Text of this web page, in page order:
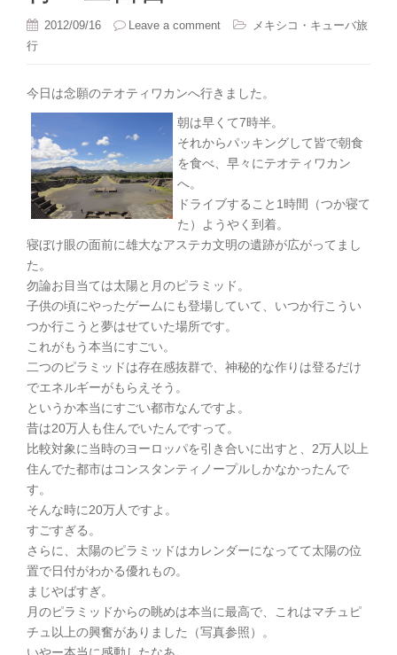
2012/09/16 Leave a comment
メキシコ・キューバ旅
行
今日は念願のテオティワカンへ行きました。
朝は早くて7時半。
それからパッキングして皆で朝食
を食べ、早々にテオティワカン
へ。
ドライブすること1時間（つか寝て
た）ようやく到着。
寝ぼけ眼の面前に雄大なアステカ文明の遺跡が広がってまし
た。
勿論お目当ては太陽と月のピラミッド。
子供の頃にやったゲームにも登場していて、いつか行こうい
つか行こうと夢はせていた場所です。
これがもう本当にすごい。
二つのピラミッドは存在感抜群で、神秘的な作りは登るだけ
でエネルギーがもらえそう。
というか本当にすごい都市なんですよ。
昔は20万人も住んでいたんですって。
比較対象に当時のヨーロッパを引き合いに出すと、2万人以上
住んでた都市はコンスタンティノープルしかなかったんで
す。
そんな時に20万人ですよ。
すごすぎる。
さらに、太陽のピラミッドはカレンダーになってて太陽の位
置で日付がわかる優れもの。
まじやばすぎ。
月のピラミッドからの眺めは本当に最高で、これはマチュピ
チュ以上の興奮がありました（写真参照）。